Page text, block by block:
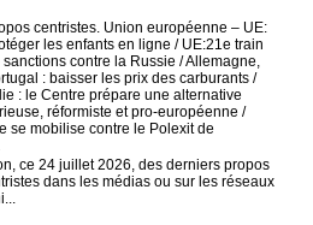
centristes. Union européenne – UE:
les enfants en ligne / UE:21e train
sanctions contre la Russie / Allemagne,
: baisser les prix des carburants /
: le Centre prépare une alternative
réformiste et pro-européenne /
se mobilise contre le Polexit de
ce 24 juillet 2026, des derniers propos
dans les médias ou sur les réseaux